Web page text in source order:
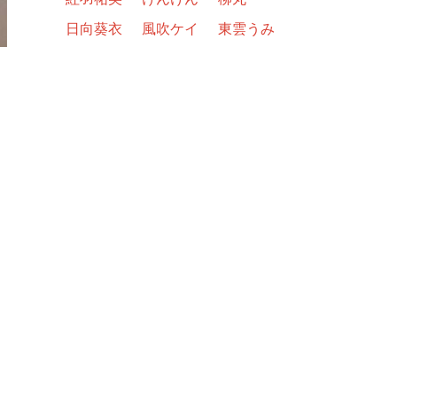
日向葵衣
風吹ケイ 東雲うみ